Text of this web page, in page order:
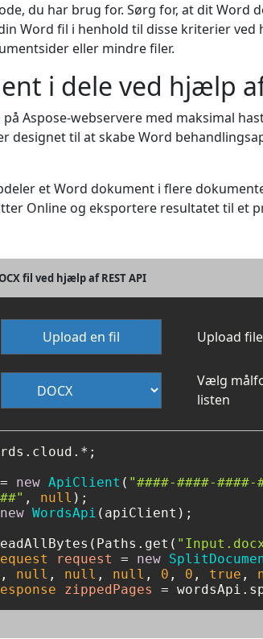
du har brug for. Sørg for, at dit
Word fil i henhold til disse kriterier
eller mindre filer.
i dele ved hjælp af
Aspose-webservere med maksimal
designet til at skabe Word
et Word dokument i flere
Online og eksportere resultatet til et
fil ved hjælp af REST API
Upload en fil Upload
Vælg
listen
= new ApiClient ( "####-####-####-
, null
new WordsApi (apiClient);
request = new
, null , null , null , 0 , 0 , true ,
zippedPages =